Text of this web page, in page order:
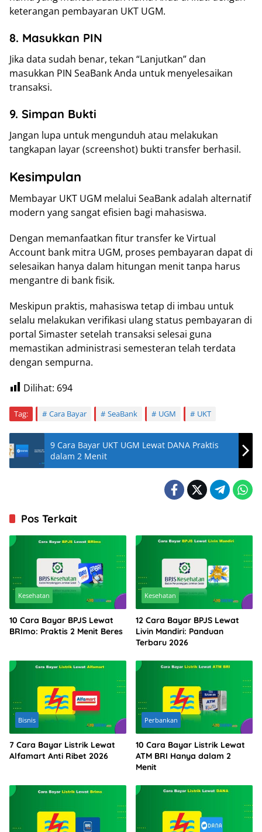
keterangan pembayaran UKT UGM.
8. Masukkan PIN
Jika data sudah benar, tekan “Lanjutkan” dan
masukkan PIN SeaBank Anda untuk menyelesaikan
transaksi.
9. Simpan Bukti
Jangan lupa untuk mengunduh atau melakukan
tangkapan layar (screenshot) bukti transfer berhasil.
Kesimpulan
Membayar UKT UGM melalui SeaBank adalah alternatif
modern yang sangat efisien bagi mahasiswa.
Dengan memanfaatkan fitur transfer ke Virtual
Account bank mitra UGM, proses pembayaran dapat di
selesaikan hanya dalam hitungan menit tanpa harus
mengantre di bank fisik.
Meskipun praktis, mahasiswa tetap di imbau untuk
selalu melakukan verifikasi ulang status pembayaran di
portal Simaster setelah transaksi selesai guna
memastikan administrasi semesteran telah terdata
dengan sempurna.
Dilihat: 694
Tag: Cara Bayar SeaBank UGM UKT
9 Cara Bayar UKT UGM Lewat DANA Praktis
dalam 2 Menit
Pos Terkait
Kesehatan
10 Cara Bayar BPJS Lewat
BRImo: Praktis 2 Menit Beres
Kesehatan
12 Cara Bayar BPJS Lewat
Livin Mandiri: Panduan
Terbaru 2026
Bisnis
7 Cara Bayar Listrik Lewat
Alfamart Anti Ribet 2026
Perbankan
10 Cara Bayar Listrik Lewat
ATM BRI Hanya dalam 2
Menit